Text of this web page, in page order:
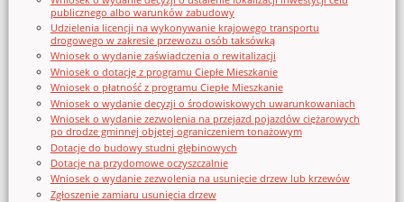
publicznego albo warunków zabudowy
Udzielenia licencji na wykonywanie krajowego transportu
drogowego w zakresie przewozu osób taksówką
Wniosek o wydanie zaświadczenia o rewitalizacji
Wniosek o dotację z programu Ciepłe Mieszkanie
Wniosek o płatność z programu Ciepłe Mieszkanie
Wniosek o wydanie decyzji o środowiskowych uwarunkowaniach
Wniosek o wydanie zezwolenia na przejazd pojazdów ciężarowych
po drodze gminnej objętej ograniczeniem tonażowym
Dotacje do budowy studni głębinowych
Dotacje na przydomowe oczyszczalnie
Wniosek o wydanie zezwolenia na usunięcie drzew lub krzewów
Zgłoszenie zamiaru usunięcia drzew